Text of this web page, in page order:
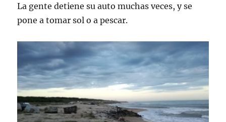
La gente detiene su auto muchas veces, y se
pone a tomar sol o a pescar.